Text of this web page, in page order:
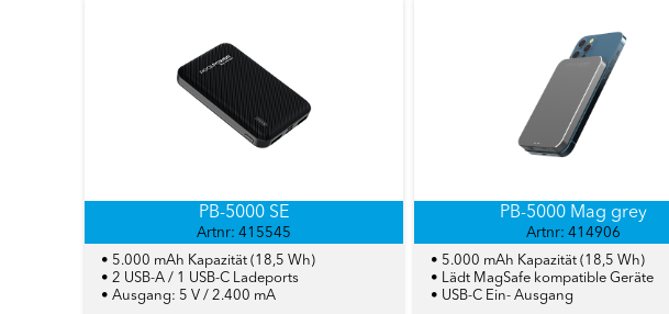
PB-5000 Mag grey
Artnr: 414906
• 5.000 mAh Kapazität (18,5 Wh)
• Lädt MagSafe kompatible Geräte
• USB-C Ein- Ausgang
PB-5000 SE
Artnr: 415545
• 5.000 mAh Kapazität (18,5 Wh)
• 2 USB-A / 1 USB-C Ladeports
• Ausgang: 5 V / 2.400 mA